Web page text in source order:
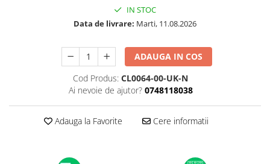
A3240 (M4 13” 2025)
A1278 (Unibody 13” 2009-2012)
A1286 (Unibody 15” 2008-2012)
A1297 (Unibody 17” 2009-2011)
MacBook
A1342 (Unibody 13” 2009-2010)
Piese & Accesorii iPhone
IN STOC
Data de livrare: Marti, 11.08.2026
ADAUGA IN COS
Cod Produs: CL0064-00-UK-N
Ai nevoie de ajutor? 0748118038
Adauga la Favorite Cere informatii